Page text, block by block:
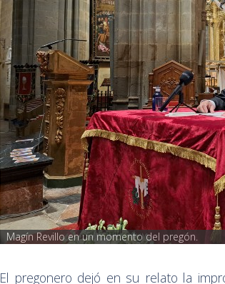
Magín Revillo en un momento del pregón.
El pregonero dejó en su relato la